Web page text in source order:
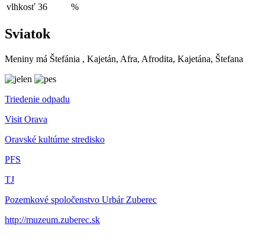
vlhkosť 36 %
Sviatok
Meniny má Štefánia , Kajetán, Afra, Afrodita, Kajetána, Štefana
Triedenie odpadu
Visit Orava
Oravské kultúrne stredisko
PFS
TJ
Pozemkové spoločenstvo Urbár Zuberec
http://muzeum.zuberec.sk